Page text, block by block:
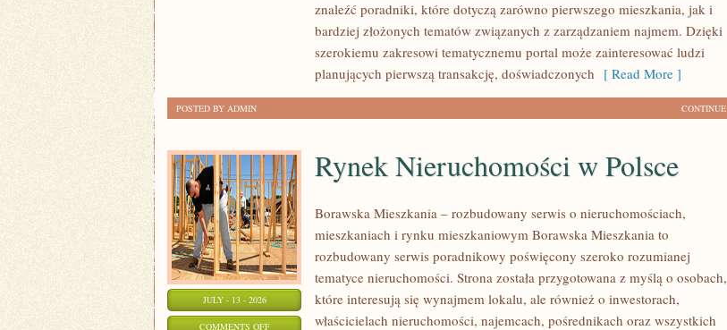
znaleźć poradniki, które dotyczą zarówno pierwszego mieszkania, jak i
bardziej złożonych tematów związanych z zarządzaniem najmem. Dzięki
szerokiemu zakresowi tematycznemu portal może zainteresować ludzi
planujących pierwszą transakcję, doświadczonych [ Read More ]
CONTINUE
POSTED BY ADMIN
JULY - 13 - 2026
COMMENTS OFFON
Rynek Nieruchomości w Polsce
Borawska Mieszkania – rozbudowany serwis o nieruchomościach,
mieszkaniach i rynku mieszkaniowym Borawska Mieszkania to
rozbudowany serwis poradnikowy poświęcony szeroko rozumianej
tematyce nieruchomości. Strona została przygotowana z myślą o osobach,
które interesują się wynajmem lokalu, ale również o inwestorach,
właścicielach nieruchomości, najemcach, pośrednikach oraz wszystkich